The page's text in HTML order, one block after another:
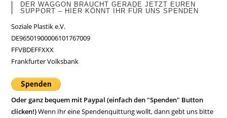
DER WAGGON BRAUCHT GERADE JETZT EUREN
SUPPORT – HIER KÖNNT IHR FÜR UNS SPENDEN
Soziale Plastik e.V.
DE96501900006101767009
FFVBDEFFXXX
Frankfurter Volksbank
Oder ganz bequem mit Paypal (einfach den "Spenden" Button
clicken!)Wenn Ihr eine Spendenquittung wollt, dann gebt uns bitte